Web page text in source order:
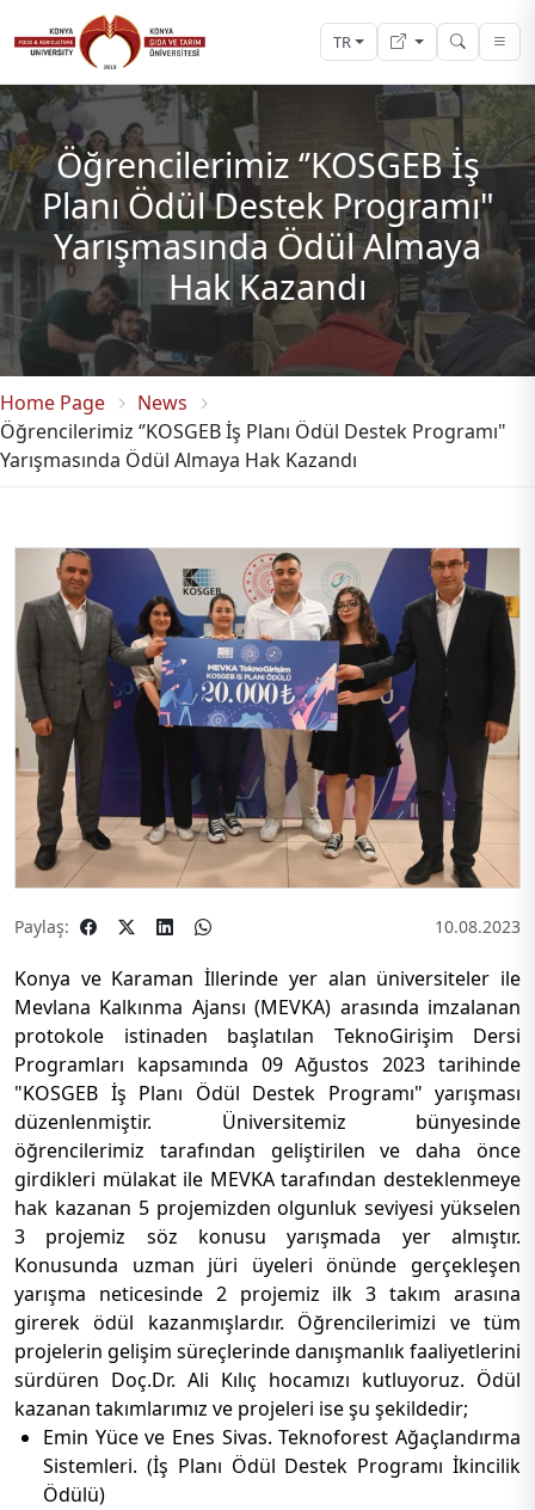
TR
Öğrencilerimiz ‘’KOSGEB İş
Planı Ödül Destek Programı"
Yarışmasında Ödül Almaya
Hak Kazandı
Home Page
News
Öğrencilerimiz ‘’KOSGEB İş Planı Ödül Destek Programı"
Yarışmasında Ödül Almaya Hak Kazandı
Paylaş: 10.08.2023
Konya ve Karaman İllerinde yer alan üniversiteler ile
Mevlana Kalkınma Ajansı (MEVKA) arasında imzalanan
protokole istinaden başlatılan TeknoGirişim Dersi
Programları kapsamında 09 Ağustos 2023 tarihinde
"KOSGEB İş Planı Ödül Destek Programı" yarışması
düzenlenmiştir. Üniversitemiz bünyesinde
öğrencilerimiz tarafından geliştirilen ve daha önce
girdikleri mülakat ile MEVKA tarafından desteklenmeye
hak kazanan 5 projemizden olgunluk seviyesi yükselen
3 projemiz söz konusu yarışmada yer almıştır.
Konusunda uzman jüri üyeleri önünde gerçekleşen
yarışma neticesinde 2 projemiz ilk 3 takım arasına
girerek ödül kazanmışlardır. Öğrencilerimizi ve tüm
projelerin gelişim süreçlerinde danışmanlık faaliyetlerini
sürdüren Doç.Dr. Ali Kılıç hocamızı kutluyoruz. Ödül
kazanan takımlarımız ve projeleri ise şu şekildedir;
Emin Yüce ve Enes Sivas. Teknoforest Ağaçlandırma
Sistemleri. (İş Planı Ödül Destek Programı İkincilik
Ödülü)